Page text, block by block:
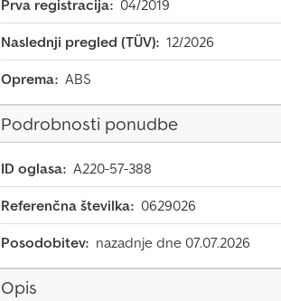
Prva registracija: 04/2019
Naslednji pregled (TÜV): 12/2026
Oprema: ABS
Podrobnosti ponudbe
ID oglasa: A220-57-388
Referenčna številka: 0629026
Posodobitev: nazadnje dne 07.07.2026
Opis